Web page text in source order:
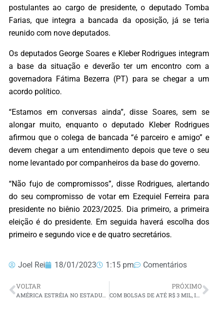
postulantes ao cargo de presidente, o deputado Tomba
Farias, que integra a bancada da oposição, já se teria
reunido com nove deputados.
Os deputados George Soares e Kleber Rodrigues integram
a base da situação e deverão ter um encontro com a
governadora Fátima Bezerra (PT) para se chegar a um
acordo político.
“Estamos em conversas ainda”, disse Soares, sem se
alongar muito, enquanto o deputado Kleber Rodrigues
afirmou que o colega de bancada “é parceiro e amigo” e
devem chegar a um entendimento depois que teve o seu
nome levantado por companheiros da base do governo.
“Não fujo de compromissos”, disse Rodrigues, alertando
do seu compromisso de votar em Ezequiel Ferreira para
presidente no biênio 2023/2025. Dia primeiro, a primeira
eleição é do presidente. Em seguida haverá escolha dos
primeiro e segundo vice e de quatro secretários.
Joel Rei 18/01/2023 1:15 pm Comentários
VOLTAR PRÓXIMO
COM BOLSAS DE ATÉ R$ 3 MIL, IGARN E FAPERN DIVULGAM EDITAL COM VAGAS PARA PESQUISADORES NO RN